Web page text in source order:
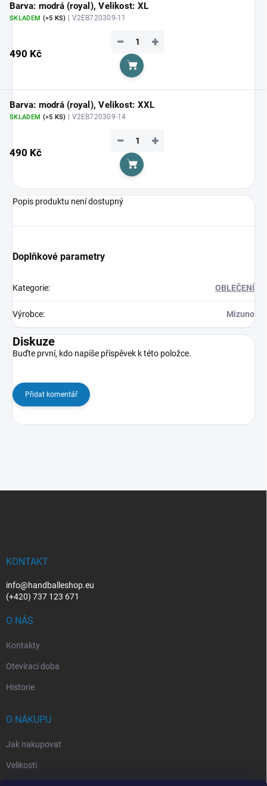
Barva: modrá (royal), Velikost: XL
SKLADEM (>5 KS) | V2EB720309-11
490 Kč
+
−
Do košíku
Barva: modrá (royal), Velikost: XXL
SKLADEM (>5 KS) | V2EB720309-14
490 Kč
+
−
Do košíku
Popis produktu není dostupný
Doplňkové parametry
Kategorie: OBLEČENÍ
Výrobce: Mizuno
Diskuze
Buďte první, kdo napíše příspěvek k této položce.
Přidat komentář
KONTAKT
info@handballeshop.eu
(+420) 737 123 671
O NÁS
Kontakty
Otevírací doba
Historie
O NÁKUPU
Jak nakupovat
Velikosti